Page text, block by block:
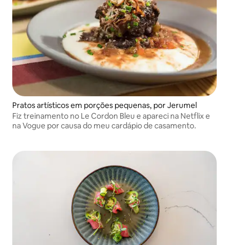
Pratos artísticos em porções pequenas, por Jerumel
Fiz treinamento no Le Cordon Bleu e apareci na Netflix e
na Vogue por causa do meu cardápio de casamento.